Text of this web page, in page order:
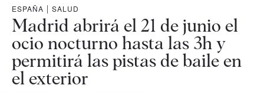
ESPAÑA | SALUD
Madrid abrirá el 21 de junio el
ocio nocturno hasta las 3h y
permitirá las pistas de baile en
el exterior